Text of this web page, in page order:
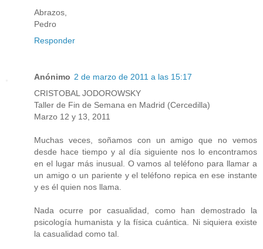
Abrazos,
Pedro
Responder
Anónimo 2 de marzo de 2011 a las 15:17
CRISTOBAL JODOROWSKY
Taller de Fin de Semana en Madrid (Cercedilla)
Marzo 12 y 13, 2011
Muchas veces, soñamos con un amigo que no vemos
desde hace tiempo y al día siguiente nos lo encontramos
en el lugar más inusual. O vamos al teléfono para llamar a
un amigo o un pariente y el teléfono repica en ese instante
y es él quien nos llama.
Nada ocurre por casualidad, como han demostrado la
psicología humanista y la física cuántica. Ni siquiera existe
la casualidad como tal.